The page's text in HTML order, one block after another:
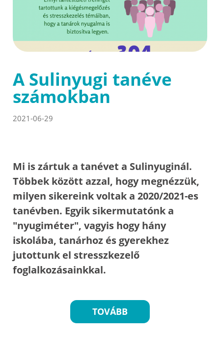
A Sulinyugi tanéve
számokban
2021-06-29
Mi is zártuk a tanévet a Sulinyuginál.
Többek között azzal, hogy megnézzük,
milyen sikereink voltak a 2020/2021-es
tanévben. Egyik sikermutatónk a
"nyugiméter", vagyis hogy hány
iskolába, tanárhoz és gyerekhez
jutottunk el stresszkezelő
foglalkozásainkkal.
TOVÁBB